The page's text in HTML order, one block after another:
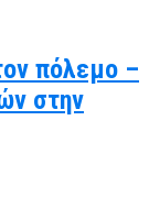
πόλεμο –
στην